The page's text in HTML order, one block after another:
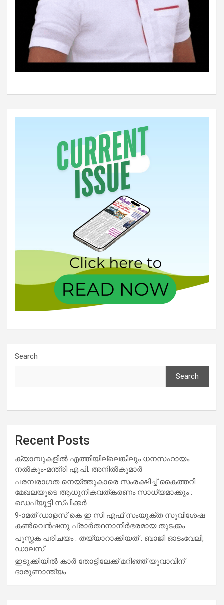
Search
Search
Recent Posts
ക്യാമ്പുകളിൽ എത്തിയില്ലെങ്കിലും ധനസഹായം
നൽകും-മന്ത്രി എ.പി. അനിൽകുമാർ
പരമ്പരാഗത നെയ്ത്തുകാരെ സംരക്ഷിച്ച് കൈത്തറി
മേഖലയുടെ ആധുനികവത്കരണം സാധ്യമാക്കും :
ഡെപ്യൂട്ടി സ്പീക്കർ
9-ാമത് ഡാളസ് കെ ഇ സി എഫ് സംയുക്ത സുവിശേഷ
കൺവെൻഷനു പ്രാർത്ഥനാനിർഭരമായ തുടക്കം
പുസ്തക പരിചയം : തയ്യാറാക്കിയത് : ബാജി ഓടംവേലി,
ഡാലസ്
ഇടുക്കിയിൽ കാർ തോട്ടിലേക്ക് മറിഞ്ഞ് യുവാവിന്
ദാരുണാന്ത്യം